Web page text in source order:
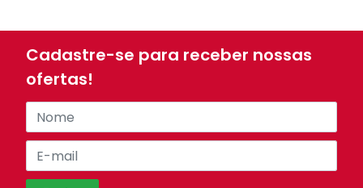
Cadastre-se para receber nossas
ofertas!